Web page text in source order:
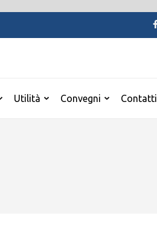
Utilità Convegni Contatti